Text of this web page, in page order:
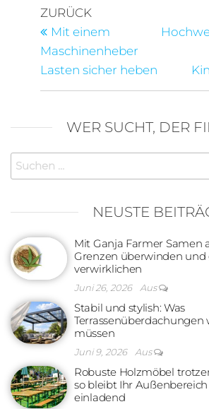
Vorheriger
Beitrag
ZURÜCK
Mit einem
Maschinenheber
Lasten sicher heben
WER SUCHT, DER
Suchen
nach:
NEUSTE
Mit Ganja Farmer Samen
Grenzen überwinden und
verwirklichen
Juni 26, 2026 Aus
Stabil und stylish: Was
müssen
Juni 9, 2026 Aus
Robuste Holzmöbel
so bleibt Ihr
einladend